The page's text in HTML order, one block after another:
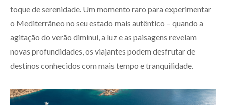
toque de serenidade. Um momento raro para experimentar
o Mediterrâneo no seu estado mais autêntico – quando a
agitação do verão diminui, a luz e as paisagens revelam
novas profundidades, os viajantes podem desfrutar de
destinos conhecidos com mais tempo e tranquilidade.